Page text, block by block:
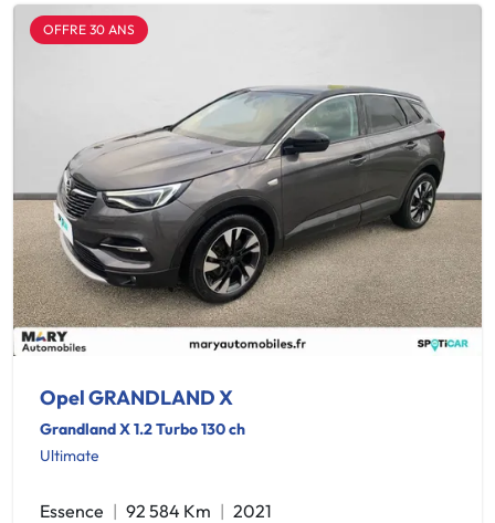
OFFRE 30 ANS
Opel GRANDLAND X
Grandland X 1.2 Turbo 130 ch
Ultimate
Essence 92 584 Km
2021